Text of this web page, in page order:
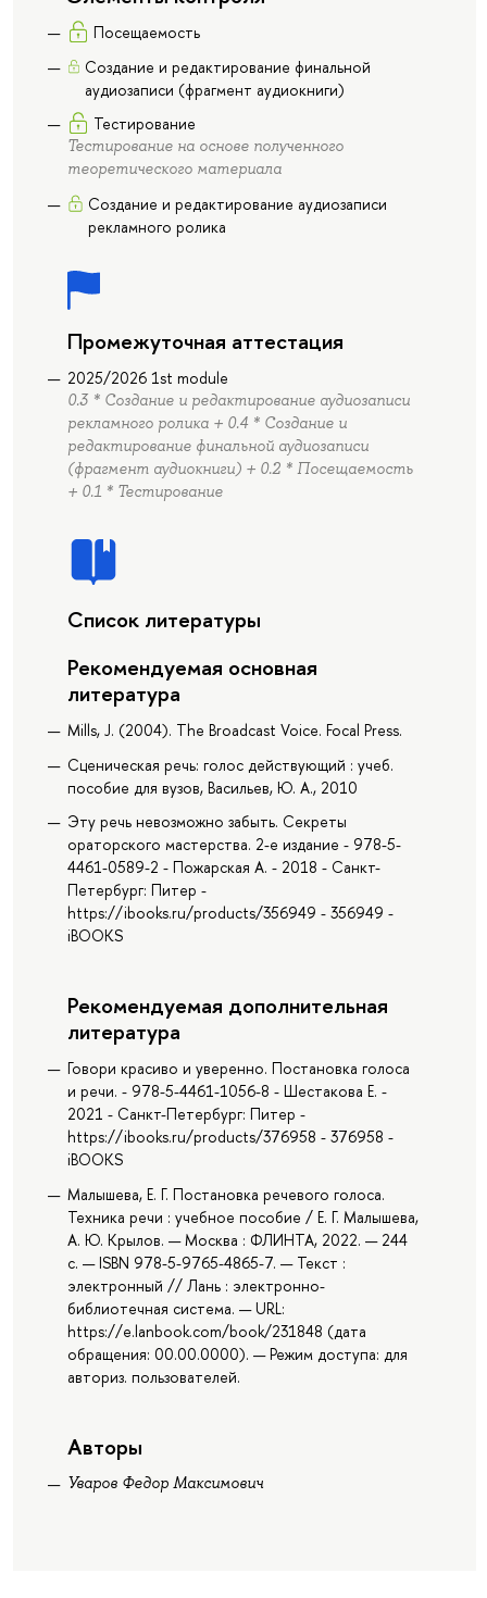
Посещаемость
Создание и редактирование финальной
аудиозаписи (фрагмент аудиокниги)
Тестирование
Тестирование на основе полученного
теоретического материала
Создание и редактирование аудиозаписи
рекламного ролика
Промежуточная аттестация
2025/2026 1st module
0.3 * Создание и редактирование аудиозаписи
рекламного ролика + 0.4 * Создание и
редактирование финальной аудиозаписи
(фрагмент аудиокниги) + 0.2 * Посещаемость
+ 0.1 * Тестирование
Список литературы
Рекомендуемая основная
литература
Mills, J. (2004). The Broadcast Voice. Focal Press.
Сценическая речь: голос действующий : учеб.
пособие для вузов, Васильев, Ю. А., 2010
Эту речь невозможно забыть. Секреты
ораторского мастерства. 2-е издание - 978-5-
4461-0589-2 - Пожарская А. - 2018 - Санкт-
Петербург: Питер -
https://ibooks.ru/products/356949 - 356949 -
iBOOKS
Рекомендуемая дополнительная
литература
Говори красиво и уверенно. Постановка голоса
и речи. - 978-5-4461-1056-8 - Шестакова Е. -
2021 - Санкт-Петербург: Питер -
https://ibooks.ru/products/376958 - 376958 -
iBOOKS
Малышева, Е. Г. Постановка речевого голоса.
Техника речи : учебное пособие / Е. Г. Малышева,
А. Ю. Крылов. — Москва : ФЛИНТА, 2022. — 244
с. — ISBN 978-5-9765-4865-7. — Текст :
электронный // Лань : электронно-
библиотечная система. — URL:
https://e.lanbook.com/book/231848 (дата
обращения: 00.00.0000). — Режим доступа: для
авториз. пользователей.
Авторы
Уваров Федор Максимович